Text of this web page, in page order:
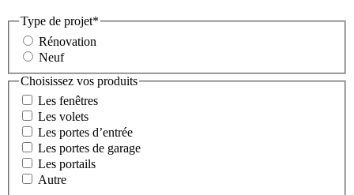
Type de projet*
Rénovation
Neuf
Choisissez vos produits
Les fenêtres
Les volets
Les portes d’entrée
Les portes de garage
Les portails
Autre